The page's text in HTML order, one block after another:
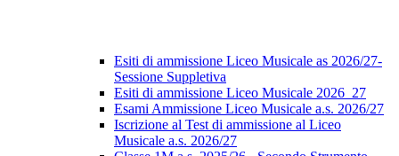
Esiti di ammissione Liceo Musicale as 2026/27-
Sessione Suppletiva
Esiti di ammissione Liceo Musicale 2026_27
Esami Ammissione Liceo Musicale a.s. 2026/27
Iscrizione al Test di ammissione al Liceo
Musicale a.s. 2026/27